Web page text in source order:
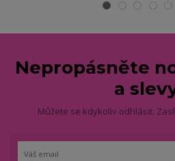
Nepropásněte
a
Můžete se kdykoliv odhlásit.